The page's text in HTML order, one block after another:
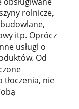
rolnicze,
itp. Oprócz
usługi o
Od
tłoczenia, nie